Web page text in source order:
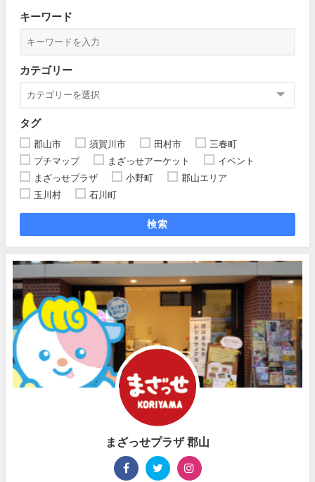
キーワード
カテゴリー
タグ
郡山市 須賀川市 田村市
三春町
プチマップ
まざっせアーケット
イベント
まざっせプラザ
小野町
郡山エリア
玉川村
石川町
検索
まざっせプラザ 郡山